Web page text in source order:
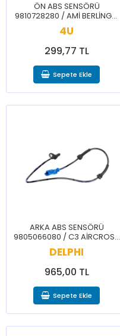
ÖN ABS SENSÖRÜ
9810728280 / AMİ BERLİNGO
C4 C4X C5 DS3 DS7 DS9
3008 308 408 5008 508
PARTNER RİFTER
4U
299,77 TL
Sepete Ekle
ARKA ABS SENSÖRÜ
9805066080 / C3 AİRCROSS
C3 PİCASSO C4 CACTUS
CELYSEE 2008 207 208 301
DELPHI
965,00 TL
Sepete Ekle